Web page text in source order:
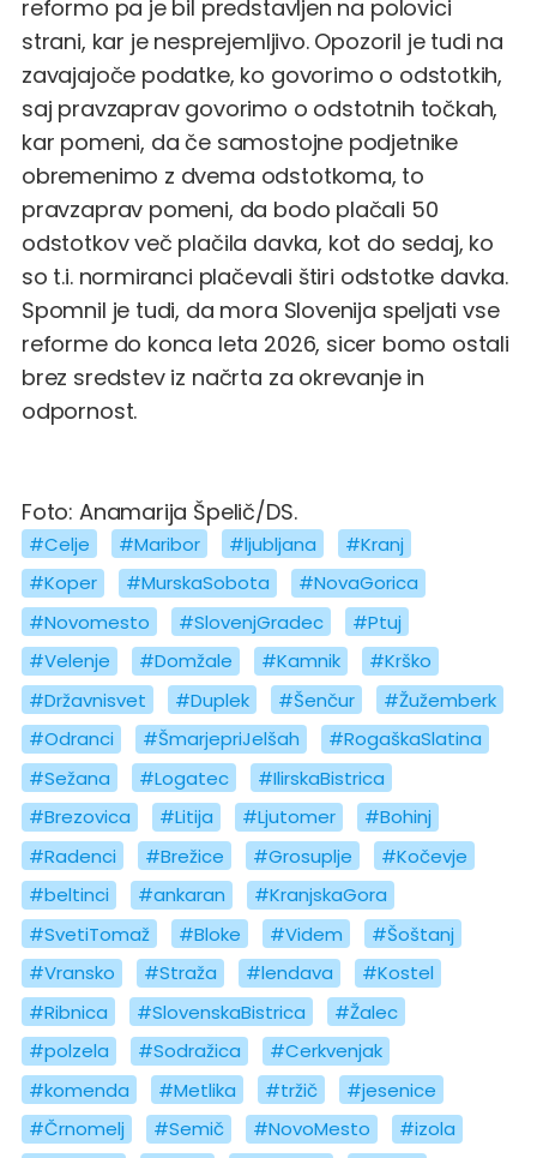
reformo pa je bil predstavljen na polovici
strani, kar je nesprejemljivo. Opozoril je tudi na
zavajajoče podatke, ko govorimo o odstotkih,
saj pravzaprav govorimo o odstotnih točkah,
kar pomeni, da če samostojne podjetnike
obremenimo z dvema odstotkoma, to
pravzaprav pomeni, da bodo plačali 50
odstotkov več plačila davka, kot do sedaj, ko
so t.i. normiranci plačevali štiri odstotke davka.
Spomnil je tudi, da mora Slovenija speljati vse
reforme do konca leta 2026, sicer bomo ostali
brez sredstev iz načrta za okrevanje in
odpornost.
Foto: Anamarija Špelič/DS.
#Celje #Maribor #ljubljana
#Kranj
#Koper
#MurskaSobota
#NovaGorica
#Novomesto
#SlovenjGradec
#Ptuj
#Velenje
#Domžale #Kamnik
#Krško
#Državnisvet
#Duplek #Šenčur
#Žužemberk
#Odranci
#ŠmarjepriJelšah
#RogaškaSlatina
#Sežana
#Logatec
#IlirskaBistrica
#Brezovica
#Litija #Ljutomer
#Bohinj
#Radenci
#Brežice #Grosuplje
#Kočevje
#beltinci
#ankaran
#KranjskaGora
#SvetiTomaž
#Bloke #Videm
#Šoštanj
#Vransko
#Straža #lendava
#Kostel
#Ribnica
#SlovenskaBistrica
#Žalec
#polzela
#Sodražica
#Cerkvenjak
#komenda
#Metlika #tržič
#jesenice
#Črnomelj
#Semič #NovoMesto
#izola